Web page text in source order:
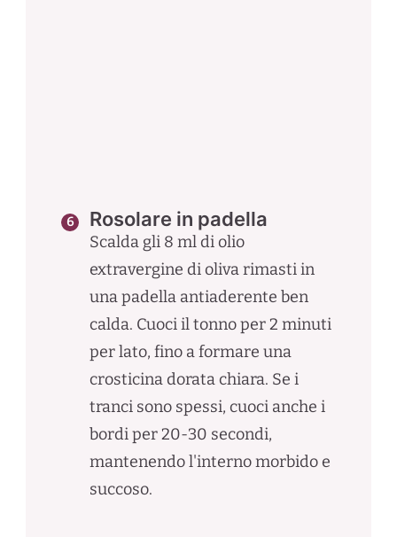
Rosolare in padella
Scalda gli 8 ml di olio
extravergine di oliva rimasti in
una padella antiaderente ben
calda. Cuoci il tonno per 2 minuti
per lato, fino a formare una
crosticina dorata chiara. Se i
tranci sono spessi, cuoci anche i
bordi per 20-30 secondi,
mantenendo l'interno morbido e
succoso.